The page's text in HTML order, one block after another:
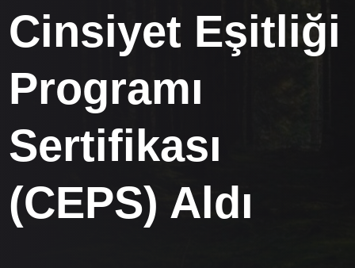
Cinsiyet Eşitliği
Programı
Sertifikası
(CEPS) Aldı